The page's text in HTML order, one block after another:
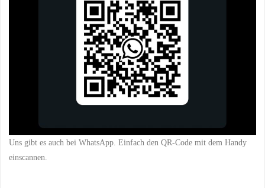
Uns gibt es auch bei WhatsApp. Einfach den QR-Code mit dem Handy
einscannen.